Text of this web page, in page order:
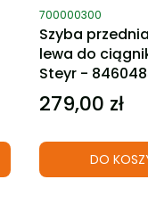
Kod produktu
700000300
Szyba
lewa do
Steyr -
Cena
279,00 zł
DO